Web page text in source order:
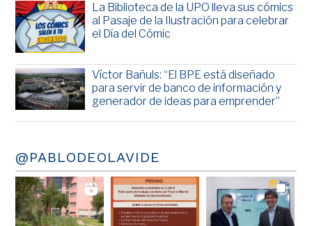
La Biblioteca de la UPO lleva sus cómics
al Pasaje de la Ilustración para celebrar
el Día del Cómic
Víctor Bañuls: “El BPE está diseñado
para servir de banco de información y
generador de ideas para emprender”
@PABLODEOLAVIDE